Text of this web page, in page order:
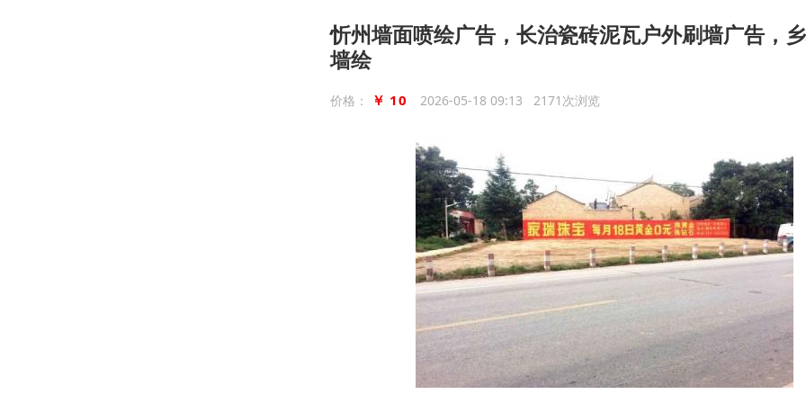
忻州墙面喷绘广告，长治瓷砖泥瓦户外刷墙广告，
墙绘
价格： ￥ 10 2026-05-18 09:13 2171次浏览